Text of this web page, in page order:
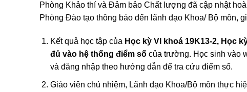
Phòng Khảo thí và Đảm bảo Chất lượng đã cập nhật
Phòng Đào tạo thông báo đến lãnh đạo Khoa/ Bộ môn,
Kết quả học tập của Học kỳ VI khoá 19K13-2, Học
đủ vào hệ thống điểm sốcủa trường. Học sinh vào
và đăng nhập theo hướng dẫn để tra cứu điểm số.
Giáo viên chủ nhiệm, Lãnh đạo Khoa/Bộ môn thực